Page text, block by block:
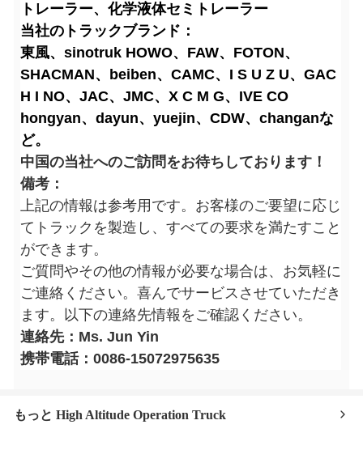
トレーラー、化学液体セミトレーラー
当社のトラックブランド：
東風、sinotruk HOWO、FAW、FOTON、
SHACMAN、beiben、CAMC、I S U Z U、GAC
H I NO、JAC、JMC、X C M G、IVE CO
hongyan、dayun、yuejin、CDW、changanな
ど。
中国の当社へのご訪問をお待ちしております！
備考：
上記の情報は参考用です。お客様のご要望に応じ
てトラックを製造し、すべての要求を満たすこと
ができます。
ご質問やその他の情報が必要な場合は、お気軽に
ご連絡ください。喜んでサービスさせていただき
ます。以下の連絡先情報をご確認ください。
連絡先：Ms. Jun Yin
携帯電話：0086-15072975635
もっと High Altitude Operation Truck